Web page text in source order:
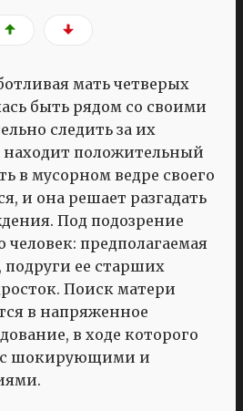
мать четверых
быть рядом со своими
следить за их
положительный
в мусорном ведре своего
и она решает разгадать
Под подозрение
предполагаемая
ее старших
Поиск матери
в напряженное
в ходе которого
с шокирующими и